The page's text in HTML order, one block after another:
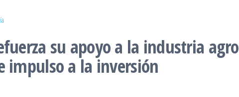
su apoyo a la industria
impulso a la inversión